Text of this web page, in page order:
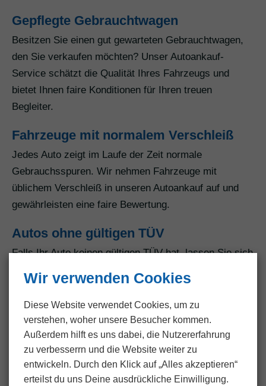
Gepflegte Gebrauchtwagen
Besitzen Sie einen gut gewarteten Gebrauchtwagen,
den Sie verkaufen möchten? Unser Autoankauf-
Service schätzt die Qualität Ihres Fahrzeugs und
bietet Ihnen faire Konditionen für Ihren treuen
Begleiter.
Fahrzeuge mit normalem Verschleiß
Jedes Auto zeigt im Laufe der Zeit normale
Gebrauchsspuren. Wir nehmen Fahrzeuge mit
üblichem Verschleiß in unseren Autoankauf auf und
gewährleisten eine faire Bewertung.
Autos ohne gültigen TÜV
Falls Ihr Auto keinen gültigen TÜV hat, lassen Sie sich
auch Fahrzeuge ohne TÜV und berücksichtigt dabei
den aktuellen Zustand Ihres Fahrzeugs.
Fahrzeuge mit Unfallschäden
Unfälle können unvorhersehbar sein. Wenn Ihr Auto
Unfallschäden aufweist, zögern Sie nicht, es uns
Wir verwenden Cookies
Diese Website verwendet Cookies, um zu
verstehen, woher unsere Besucher kommen.
Außerdem hilft es uns dabei, die Nutzer­erfahrung
zu verbesserrn und die Website weiter zu
entwickeln. Durch den Klick auf „Alles akzeptieren“
erteilst du uns Deine ausdrückliche Einwilligung.